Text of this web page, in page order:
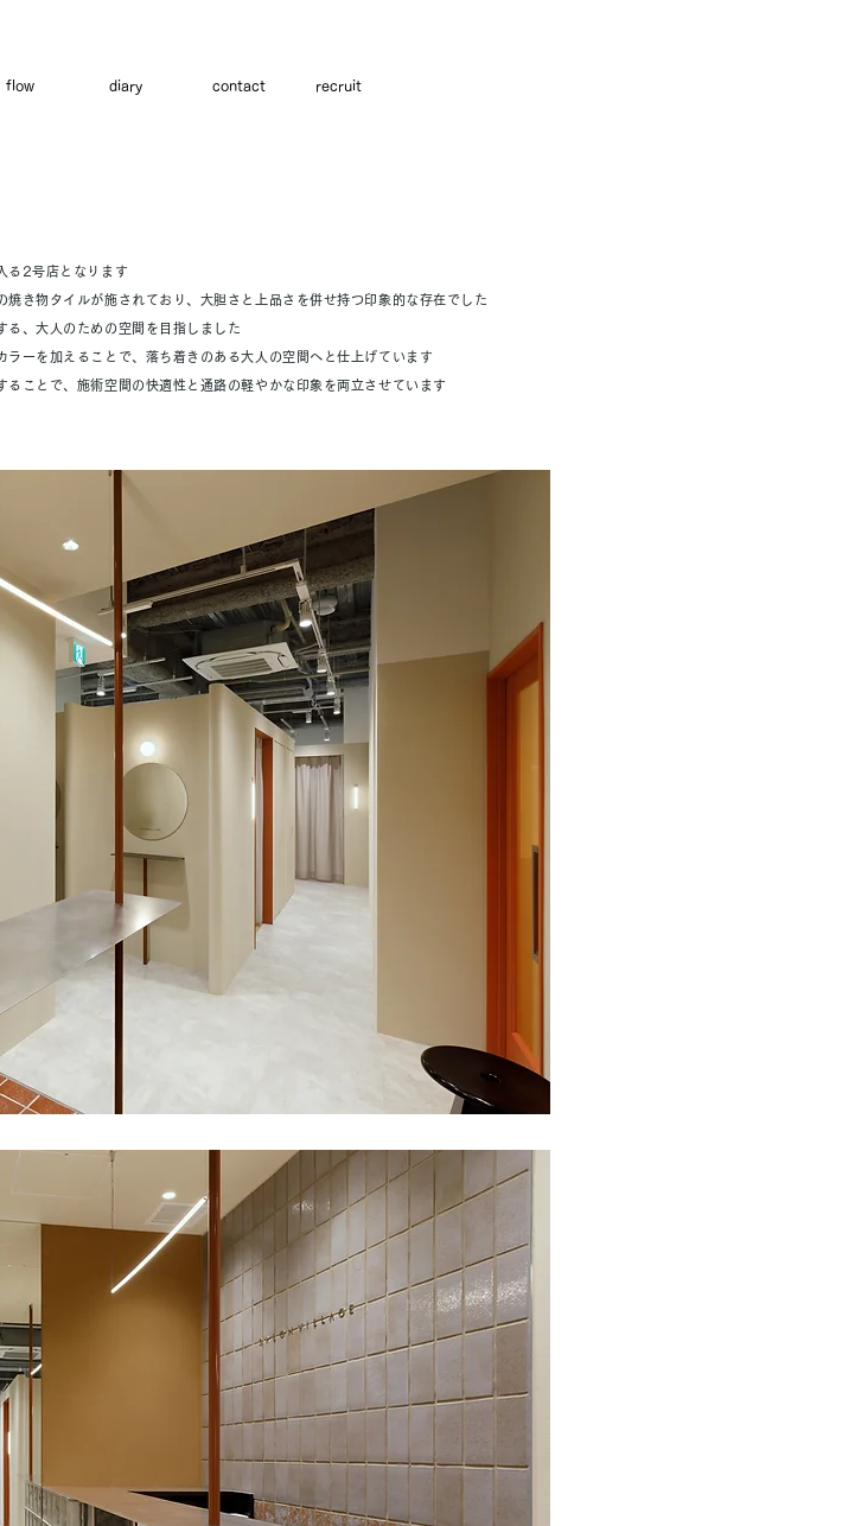
flow diary contact recruit
る2号店となります
き物タイルが施されており、大胆さと上品さを併せ持つ印象的な存在でした
る、大人のための空間を目指しました
ーを加えることで、落ち着きのある大人の空間へと仕上げています
ことで、施術空間の快適性と通路の軽やかな印象を両立させています